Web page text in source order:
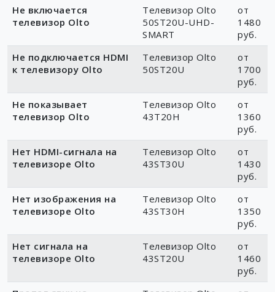
Не включается
телевизор Olto
Телевизор Olto
50ST20U-UHD-
SMART
от
1480
руб.
Не подключается HDMI
к телевизору Olto
Телевизор Olto
50ST20U
от
1700
руб.
Не показывает
телевизор Olto
Телевизор Olto
43T20H
от
1360
руб.
Нет HDMI-сигнала на
телевизоре Olto
Телевизор Olto
43ST30U
от
1430
руб.
Нет изображения на
телевизоре Olto
Телевизор Olto
43ST30H
от
1350
руб.
Нет сигнала на
телевизоре Olto
Телевизор Olto
43ST20U
от
1460
руб.